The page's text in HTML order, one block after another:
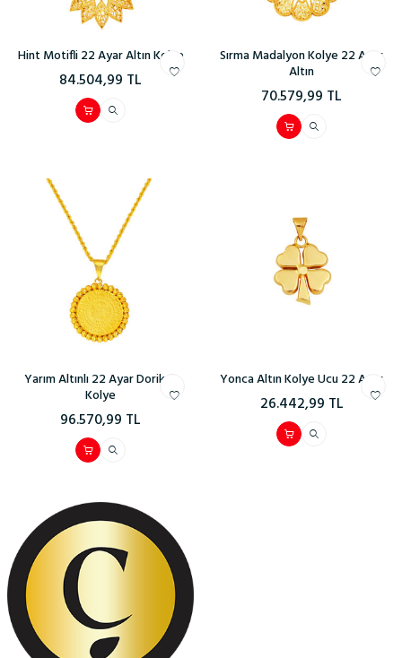
Hint Motifli 22 Ayar Altın Kolye
84.504,99 TL
Sırma Madalyon Kolye 22 Ayar
Altın
70.579,99 TL
Yarım Altınlı 22 Ayar Dorikalı
Kolye
96.570,99 TL
Yonca Altın Kolye Ucu 22 Ayar
26.442,99 TL